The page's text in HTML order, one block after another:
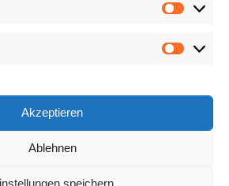
Akzeptieren
Ablehnen
speichern